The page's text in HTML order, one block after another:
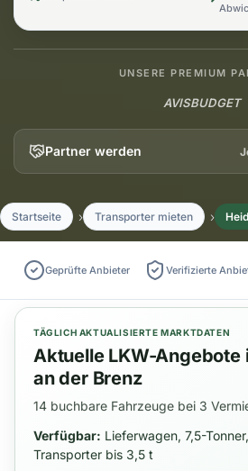
UNSERE PREMIUM
AVISBUDGET
Partner werden
Startseite Transporter mieten
Geprüfte Anbieter Verifizierte
TÄGLICH AKTUALISIERTE MARKTDATEN
Aktuelle LKW-Angebote
an der Brenz
14 buchbare Fahrzeuge bei 3
Verfügbar: Lieferwagen, 7,5-
Transporter bis 3,5 t